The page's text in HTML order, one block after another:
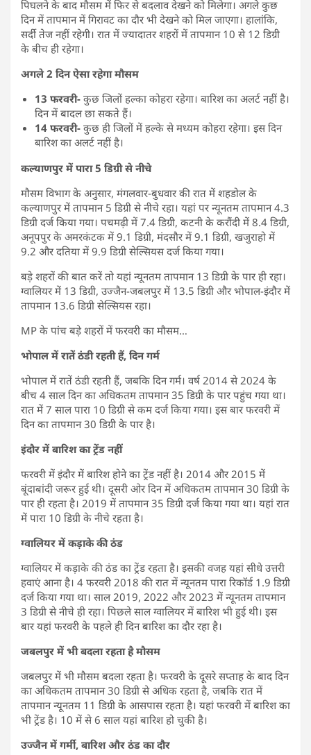
पिघलने के बाद मौसम में फिर से बदलाव देखने को मिलेगा। अगले कुछ
दिन में तापमान में गिरावट का दौर भी देखने को मिल जाएगा। हालांकि,
सर्दी तेज नहीं रहेगी। रात में ज्यादातर शहरों में तापमान 10 से 12 डिग्री
के बीच ही रहेगा।
अगले 2 दिन ऐसा रहेगा मौसम
13 फरवरी- कुछ जिलों हल्का कोहरा रहेगा। बारिश का अलर्ट नहीं है।
दिन में बादल छा सकते हैं।
14 फरवरी- कुछ ही जिलों में हल्के से मध्यम कोहरा रहेगा। इस दिन
बारिश का अलर्ट नहीं है।
कल्याणपुर में पारा 5 डिग्री से नीचे
मौसम विभाग के अनुसार, मंगलवार-बुधवार की रात में शहडोल के
कल्याणपुर में तापमान 5 डिग्री से नीचे रहा। यहां पर न्यूनतम तापमान 4.3
डिग्री दर्ज किया गया। पचमढ़ी में 7.4 डिग्री, कटनी के करौंदी में 8.4 डिग्री,
अनूपपुर के अमरकंटक में 9.1 डिग्री, मंदसौर में 9.1 डिग्री, खजुराहो में
9.2 और दतिया में 9.9 डिग्री सेल्सियस दर्ज किया गया।
बड़े शहरों की बात करें तो यहां न्यूनतम तापमान 13 डिग्री के पार ही रहा।
ग्वालियर में 13 डिग्री, उज्जैन-जबलपुर में 13.5 डिग्री और भोपाल-इंदौर में
तापमान 13.6 डिग्री सेल्सियस रहा।
MP के पांच बड़े शहरों में फरवरी का मौसम…
भोपाल में रातें ठंडी रहती हैं, दिन गर्म
भोपाल में रातें ठंडी रहती हैं, जबकि दिन गर्म। वर्ष 2014 से 2024 के
बीच 4 साल दिन का अधिकतम तापमान 35 डिग्री के पार पहुंच गया था।
रात में 7 साल पारा 10 डिग्री से कम दर्ज किया गया। इस बार फरवरी में
दिन का तापमान 30 डिग्री के पार है।
इंदौर में बारिश का ट्रेंड नहीं
फरवरी में इंदौर में बारिश होने का ट्रेंड नहीं है। 2014 और 2015 में
बूंदाबांदी जरूर हुई थी। दूसरी ओर दिन में अधिकतम तापमान 30 डिग्री के
पार ही रहता है। 2019 में तापमान 35 डिग्री दर्ज किया गया था। यहां रात
में पारा 10 डिग्री के नीचे रहता है।
ग्वालियर में कड़ाके की ठंड
ग्वालियर में कड़ाके की ठंड का ट्रेंड रहता है। इसकी वजह यहां सीधे उत्तरी
हवाएं आना है। 4 फरवरी 2018 की रात में न्यूनतम पारा रिकॉर्ड 1.9 डिग्री
दर्ज किया गया था। साल 2019, 2022 और 2023 में न्यूनतम तापमान
3 डिग्री से नीचे ही रहा। पिछले साल ग्वालियर में बारिश भी हुई थी। इस
बार यहां फरवरी के पहले ही दिन बारिश का दौर रहा है।
जबलपुर में भी बदला रहता है मौसम
जबलपुर में भी मौसम बदला रहता है। फरवरी के दूसरे सप्ताह के बाद दिन
का अधिकतम तापमान 30 डिग्री से अधिक रहता है, जबकि रात में
तापमान न्यूनतम 11 डिग्री के आसपास रहता है। यहां फरवरी में बारिश का
भी ट्रेंड है। 10 में से 6 साल यहां बारिश हो चुकी है।
उज्जैन में गर्मी, बारिश और ठंड का दौर